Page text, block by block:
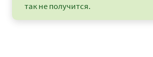
так не получится.